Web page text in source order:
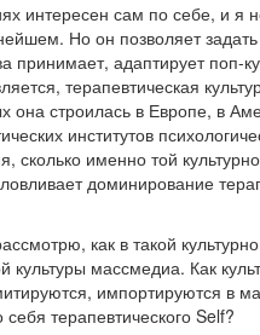
интересен сам по себе, и я
Но он позволяет
принимает, адаптирует поп-
терапевтическая
она строилась в Европе, в
институтов
сколько именно той
доминирование
как в такой
культуры массмедиа. Как
импортируются в
терапевтического Self?